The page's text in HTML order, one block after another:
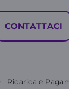
CONTATTACI
Ricarica e